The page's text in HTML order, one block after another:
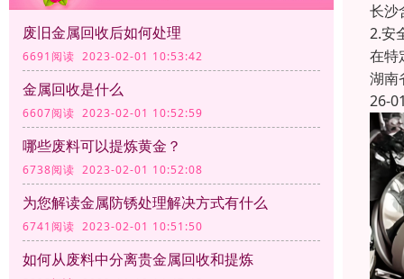
废旧金属回收后如何处理
6691阅读 2023-02-01 10:53:42
金属回收是什么
6607阅读 2023-02-01 10:52:59
哪些废料可以提炼黄金？
6738阅读 2023-02-01 10:52:08
为您解读金属防锈处理解决方式有什么
6741阅读 2023-02-01 10:51:50
如何从废料中分离贵金属回收和提炼
长沙
2.安
在特
湖南
26-